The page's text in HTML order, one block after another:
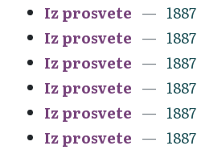
Iz prosvete
1887
Iz prosvete
1887
Iz prosvete
1887
Iz prosvete
1887
Iz prosvete
1887
Iz prosvete
1887